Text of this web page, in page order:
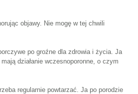
objawy. Nie mogę w tej chwili
po groźne dla zdrowia i życia. Ja
działanie wczesnoporonne, o czym
regularnie powtarzać. Ja po porodzie